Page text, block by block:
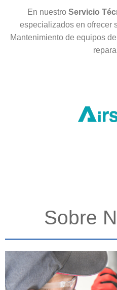
En nuestro Servicio
especializados en ofrecer
Mantenimiento de equipos
Sobre